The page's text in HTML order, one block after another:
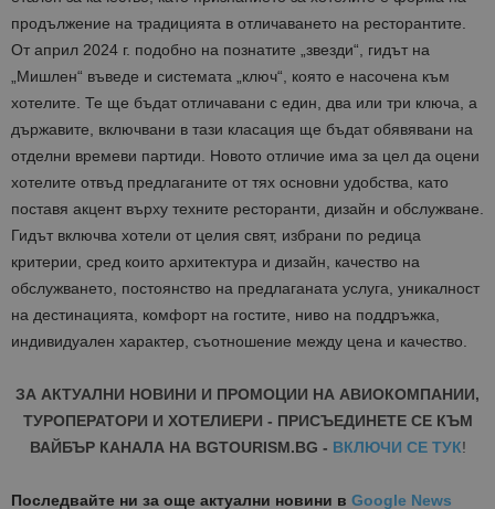
продължение на традицията в отличаването на ресторантите.
От април 2024 г. подобно на познатите „звезди“, гидът на
„Мишлен“ въведе и системата „ключ“, която е насочена към
хотелите. Те ще бъдат отличавани с един, два или три ключа, а
държавите, включвани в тази класация ще бъдат обявявани на
отделни времеви партиди. Новото отличие има за цел да оцени
хотелите отвъд предлаганите от тях основни удобства, като
поставя акцент върху техните ресторанти, дизайн и обслужване.
Гидът включва хотели от целия свят, избрани по редица
критерии, сред които архитектура и дизайн, качество на
обслужването, постоянство на предлаганата услуга, уникалност
на дестинацията, комфорт на гостите, ниво на поддръжка,
индивидуален характер, съотношение между цена и качество.
ЗА АКТУАЛНИ НОВИНИ И ПРОМОЦИИ НА АВИОКОМПАНИИ,
ТУРОПЕРАТОРИ И ХОТЕЛИЕРИ - ПРИСЪЕДИНЕТЕ СЕ КЪМ
ВАЙБЪР КАНАЛА НА BGTOURISM.BG - ВКЛЮЧИ СЕ ТУК!
Последвайте ни за още актуални новини в Google News